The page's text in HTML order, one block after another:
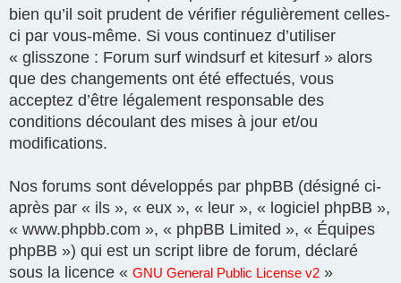
bien qu’il soit prudent de vérifier régulièrement celles-
ci par vous-même. Si vous continuez d’utiliser
« glisszone : Forum surf windsurf et kitesurf » alors
que des changements ont été effectués, vous
acceptez d’être légalement responsable des
conditions découlant des mises à jour et/ou
modifications.
Nos forums sont développés par phpBB (désigné ci-
après par « ils », « eux », « leur », « logiciel phpBB »,
« www.phpbb.com », « phpBB Limited », « Équipes
phpBB ») qui est un script libre de forum, déclaré
sous la licence « GNU General Public License v2 »